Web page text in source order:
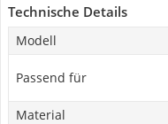
Technische Details
Modell
Passend für
Material